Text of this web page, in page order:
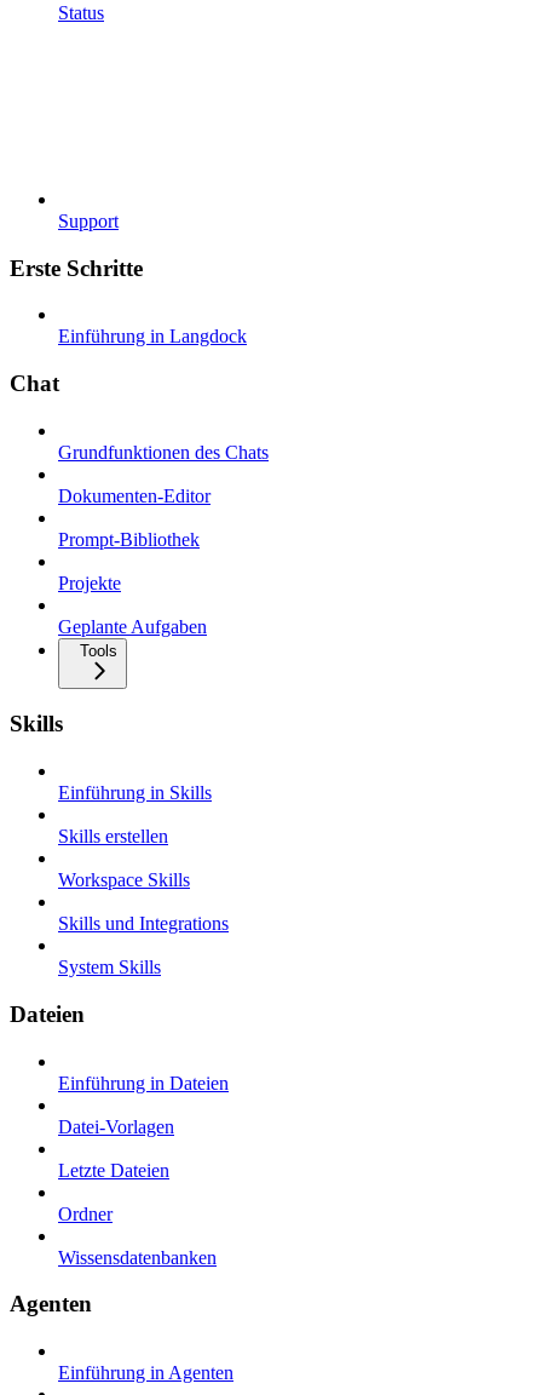
Status
Support
Erste Schritte
Einführung in Langdock
Chat
Grundfunktionen des Chats
Dokumenten-Editor
Prompt-Bibliothek
Projekte
Geplante Aufgaben
Tools
Skills
Einführung in Skills
Skills erstellen
Workspace Skills
Skills und Integrations
System Skills
Dateien
Einführung in Dateien
Datei-Vorlagen
Letzte Dateien
Ordner
Wissensdatenbanken
Agenten
Einführung in Agenten